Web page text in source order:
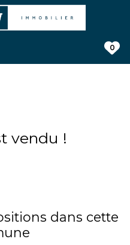
0
vendu !
dans cette